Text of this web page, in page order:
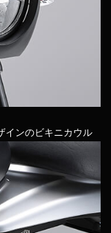
インのビキニカウル